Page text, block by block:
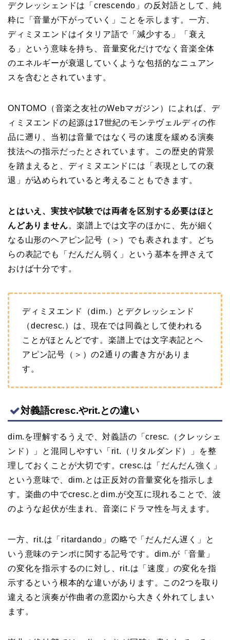
デクレッシェンドは「crescendo」の反対語として、純
粋に「音量が下がっていく」ことを示します。一方、
ディミヌエンドはイタリア語で「減少する」「衰え
る」という意味を持ち、音量変化だけでなく音楽全体
のエネルギーが衰退していくような包括的なニュアン
スを含むとされています。
ONTOMO（音楽之友社のWebマガジン）によれば、デ
ィミヌエンドの起源は17世紀のモンテヴェルディの作
品に遡り、当初は音量ではなく弓の速度を緩める演奏
技法への指示だったとされています。この歴史的背景
を踏まえると、ディミヌエンドには「表現としての衰
退」が込められていると考えることもできます。
とはいえ、実技や試験では両者を区別する必要はほと
んどありません。楽譜上では文字のほかに、先が細く
なる山形のヘアピン記号（＞）でも表されます。どち
らの表記でも「だんだん弱く」という基本を押さえて
おけば十分です。
ディミヌエンド（dim.）とデクレッシェンド
（decresc.）は、現在では同義として使われる
ことがほとんどです。楽譜上では文字表記とヘ
アピン記号（＞）の2通りの書き方がありま
す。
対義語cresc.やrit.との違い
dim.を理解するうえで、対義語の「cresc.（クレッシェ
ンド）」と混同しやすい「rit.（リタルダンド）」を整
理しておくことが大切です。cresc.は「だんだん強く」
という意味で、dim.とは正反対の音量変化を指示しま
す。楽曲の中でcresc.とdim.が交互に現れることで、波
のような起伏が生まれ、音楽にドラマ性を与えます。
一方、rit.は「ritardando」の略で「だんだん遅く」と
いう意味のテンポに関する記号です。dim.が「音量」
の変化を指示するのに対し、rit.は「速度」の変化を指
示するという根本的な違いがあります。この2つを取り
違えると演奏が作曲者の意図から大きく外れてしまい
ます。